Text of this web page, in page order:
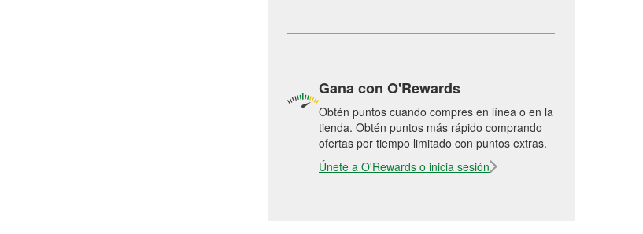
Gana con O'Rewards
Obtén puntos cuando compres en línea o en la
tienda. Obtén puntos más rápido comprando
ofertas por tiempo limitado con puntos extras.
Únete a O'Rewards o inicia sesión